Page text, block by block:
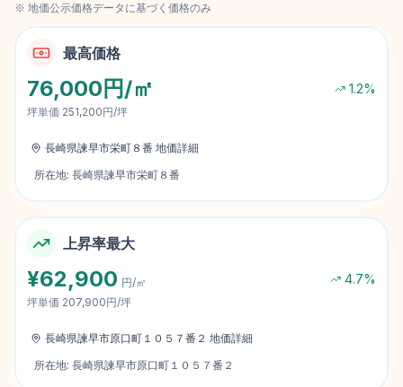
※ 地価公示価格データに基づく価格のみ
最高価格
76,000円/㎡ 1.2%
坪単価 251,200円/坪
長崎県諫早市栄町８番 地価詳細
所在地: 長崎県諫早市栄町８番
上昇率最大
¥62,900 円/㎡ 4.7%
坪単価 207,900円/坪
長崎県諫早市原口町１０５７番２ 地価詳細
所在地: 長崎県諫早市原口町１０５７番２